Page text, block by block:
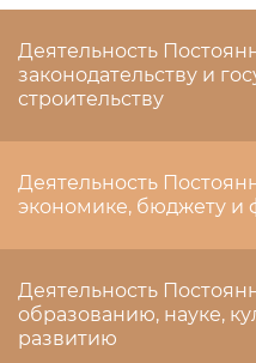
Деятельность
законодательству и
строительству
Деятельность
экономике, бюджету и
Деятельность
образованию, науке,
развитию